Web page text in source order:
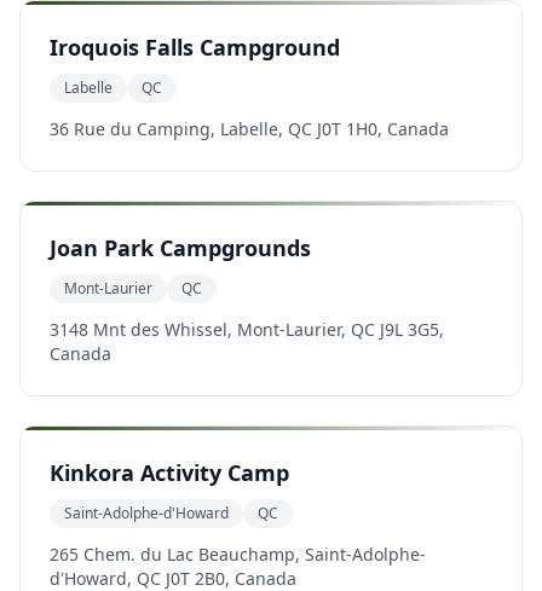
Iroquois Falls Campground
Labelle QC
36 Rue du Camping, Labelle, QC J0T 1H0, Canada
Joan Park Campgrounds
Mont-Laurier QC
3148 Mnt des Whissel, Mont-Laurier, QC J9L 3G5,
Canada
Kinkora Activity Camp
Saint-Adolphe-d'Howard QC
265 Chem. du Lac Beauchamp, Saint-Adolphe-
d'Howard, QC J0T 2B0, Canada